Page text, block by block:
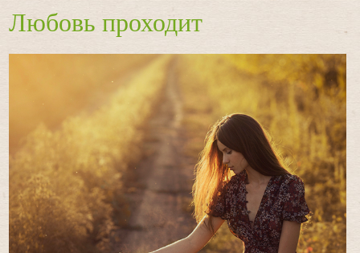
Любовь проходит